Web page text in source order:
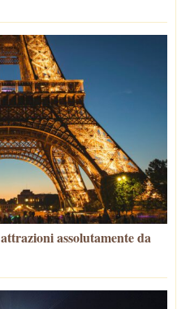
assolutamente da